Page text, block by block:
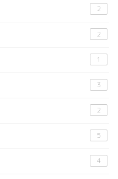
2
2
1
3
2
5
4